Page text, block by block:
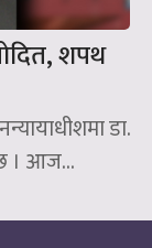
शपथ
डा.
। आज...